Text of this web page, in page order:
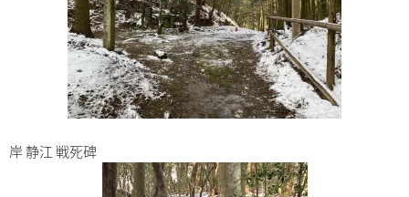
岸 静江 戦死碑